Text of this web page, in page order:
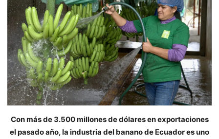
Con más de 3.500 millones de dólares en exportaciones
el pasado año, la industria del banano de Ecuador es uno